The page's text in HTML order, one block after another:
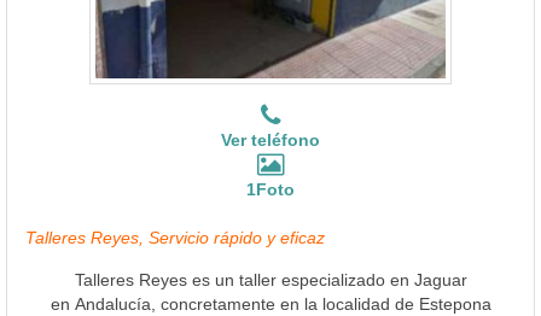
Ver teléfono
1Foto
Talleres Reyes, Servicio rápido y eficaz
Talleres Reyes es un taller especializado en Jaguar
en Andalucía, concretamente en la localidad de Estepona